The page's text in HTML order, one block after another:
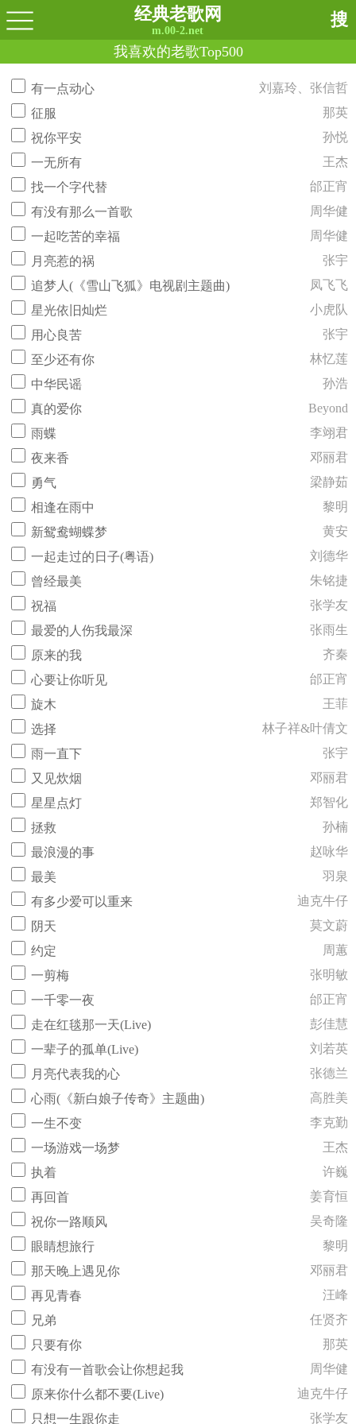
经典老歌网
m.00-2.net
搜
我喜欢的老歌Top500
有一点动心
刘嘉玲、张信哲
征服
那英
祝你平安
孙悦
一无所有
王杰
找一个字代替
邰正宵
有没有那么一首歌
周华健
一起吃苦的幸福
周华健
月亮惹的祸
张宇
追梦人(《雪山飞狐》电视剧主题曲)
凤飞飞
星光依旧灿烂
小虎队
用心良苦
张宇
至少还有你
林忆莲
中华民谣
孙浩
真的爱你
Beyond
雨蝶
李翊君
夜来香
邓丽君
勇气
梁静茹
相逢在雨中
黎明
新鸳鸯蝴蝶梦
黄安
一起走过的日子(粤语)
刘德华
曾经最美
朱铭捷
祝福
张学友
最爱的人伤我最深
张雨生
原来的我
齐秦
心要让你听见
邰正宵
旋木
王菲
选择
林子祥&叶倩文
雨一直下
张宇
又见炊烟
邓丽君
星星点灯
郑智化
拯救
孙楠
最浪漫的事
赵咏华
最美
羽泉
有多少爱可以重来
迪克牛仔
阴天
莫文蔚
约定
周蕙
一剪梅
张明敏
一千零一夜
邰正宵
走在红毯那一天(Live)
彭佳慧
一辈子的孤单(Live)
刘若英
月亮代表我的心
张德兰
心雨(《新白娘子传奇》主题曲)
高胜美
一生不变
李克勤
一场游戏一场梦
王杰
执着
许巍
再回首
姜育恒
祝你一路顺风
吴奇隆
眼睛想旅行
黎明
那天晚上遇见你
邓丽君
再见青春
汪峰
兄弟
任贤齐
只要有你
那英
有没有一首歌会让你想起我
周华健
原来你什么都不要(Live)
迪克牛仔
只想一生跟你走
张学友